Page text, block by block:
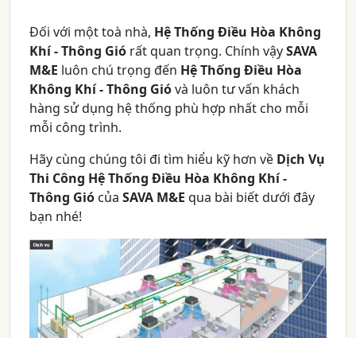
Đối với một toà nhà, Hệ Thống Điều Hòa Không
Khí - Thông Gió rất quan trọng. Chính vậySAVA
M&E luôn chú trọng đến Hệ Thống Điều Hòa
Không Khí - Thông Gióvà luôn tư vấn khách
hàng sử dụng hệ thống phù hợp nhất cho mỗi
mỗi công trình.
Hãy cùng chúng tôi đi tìm hiểu kỹ hơn về Dịch Vụ
Thi Công Hệ Thống Điều Hòa Không Khí -
Thông Gió của SAVA M&E qua bài biết dưới đây
bạn nhé!